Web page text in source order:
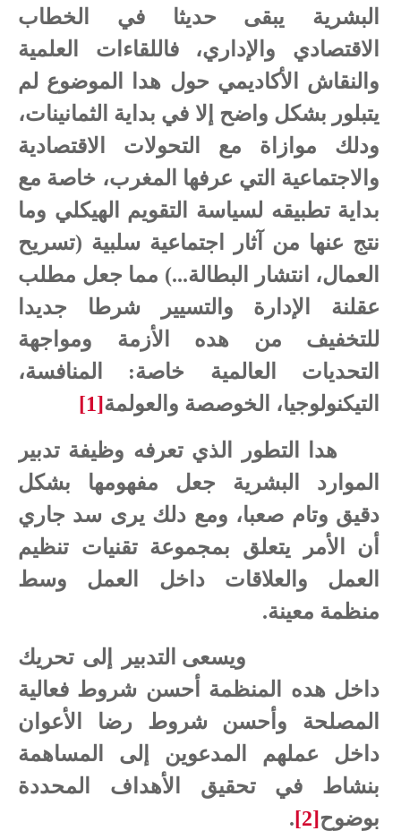
البشرية يبقى حديثا في الخطاب
الاقتصادي والإداري، فاللقاءات العلمية
والنقاش الأكاديمي حول هدا الموضوع لم
يتبلور بشكل واضح إلا في بداية الثمانينات،
ودلك موازاة مع التحولات الاقتصادية
والاجتماعية التي عرفها المغرب، خاصة مع
بداية تطبيقه لسياسة التقويم الهيكلي وما
نتج عنها من آثار اجتماعية سلبية (تسريح
العمال، انتشار البطالة...) مما جعل مطلب
عقلنة الإدارة والتسيير شرطا جديدا
للتخفيف من هده الأزمة ومواجهة
التحديات العالمية خاصة: المنافسة،
التيكنولوجيا، الخوصصة والعولمة[1]
هدا التطور الذي تعرفه وظيفة تدبير
الموارد البشرية جعل مفهومها بشكل
دقيق وتام صعبا، ومع دلك يرى سد جاري
أن الأمر يتعلق بمجموعة تقنيات تنظيم
العمل والعلاقات داخل العمل وسط
منظمة معينة.
ويسعى التدبير إلى تحريك
داخل هده المنظمة أحسن شروط فعالية
المصلحة وأحسن شروط رضا الأعوان
داخل عملهم المدعوين إلى المساهمة
بنشاط في تحقيق الأهداف المحددة
بوضوح[2]
.